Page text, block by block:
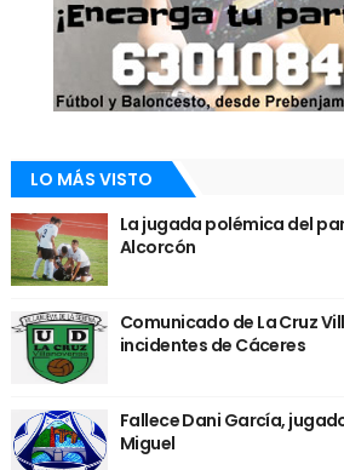
LO MÁS VISTO
La jugada polémica del
Alcorcón
Comunicado de La Cruz
incidentes de Cáceres
Fallece Dani García,
Miguel